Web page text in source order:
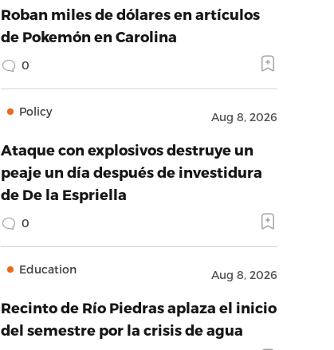
Roban miles de dólares en artículos
de Pokemón en Carolina
0
Policy Aug 8, 2026
Ataque con explosivos destruye un
peaje un día después de investidura
de De la Espriella
0
Education Aug 8, 2026
Recinto de Río Piedras aplaza el inicio
del semestre por la crisis de agua